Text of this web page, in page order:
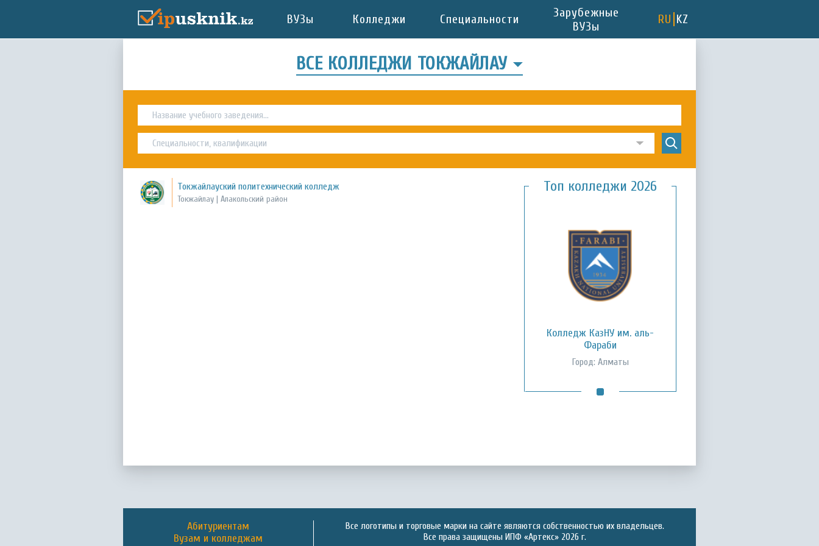
ВУЗы Колледжи Специальности
Зарубежные
ВУЗы
RU KZ
ВСЕ КОЛЛЕДЖИ ТОКЖАЙЛАУ
Токжайлауский политехнический колледж
Токжайлау | Алакольский район
Топ колледжи 2026
Колледж КазНУ им. аль-
Фараби
Город: Алматы
Абитуриентам
Вузам и колледжам
Все логотипы и торговые марки на сайте являются собственностью их владельцев.
Все права защищены ИПФ «Артекс» 2026 г.